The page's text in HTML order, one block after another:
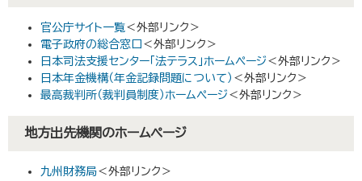
官公庁サイト一覧＜外部リンク＞
電子政府の総合窓口 ＜外部リンク＞
日本司法支援センター「法テラス」ホームページ＜外部リンク＞
日本年金機構（年金記録問題について） ＜外部リンク＞
最高裁判所（裁判員制度）ホームページ＜外部リンク＞
地方出先機関のホームページ
九州財務局＜外部リンク＞